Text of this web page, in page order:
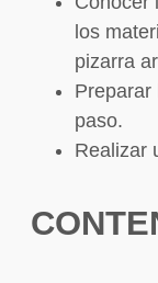
los
pizarra
Preparar
paso.
Realizar